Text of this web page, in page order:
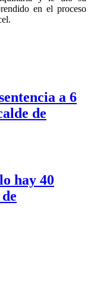
en el proceso
a 6
de
hay 40